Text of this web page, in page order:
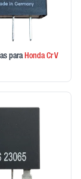
paraHondaCr V